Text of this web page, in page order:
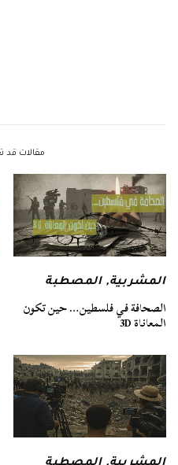
مقالات قد
المشربية,المصطبة
الصحافة في فلسطين… حين تكون
المعاناة 3D